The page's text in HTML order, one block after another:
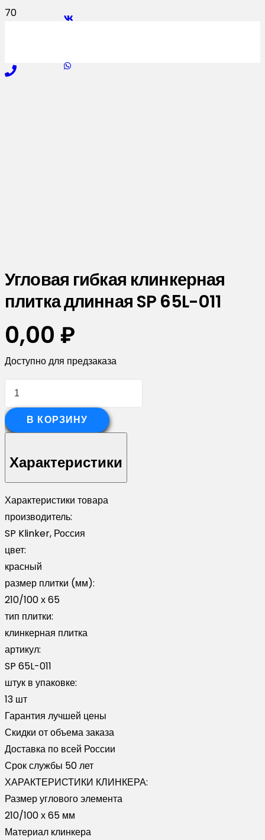
Угловая гибкая клинкерная
плитка длинная SP 65L-011
0,00 ₽
Доступно для предзаказа
Количество
Угловая
гибкая
плитка
длинная
SP
65L-
011
В КОРЗИНУ
Характеристики
Характеристики товара
производитель:
SP Klinker, Россия
цвет:
красный
размер плитки (мм):
210/100 х 65
тип плитки:
клинкерная плитка
артикул:
SP 65L-011
штук в упаковке:
13 шт
Гарантия лучшей цены
Скидки от объема заказа
Доставка по всей России
Срок службы 50 лет
ХАРАКТЕРИСТИКИ КЛИНКЕРА:
Размер углового элемента
210/100 х 65 мм
Материал клинкера